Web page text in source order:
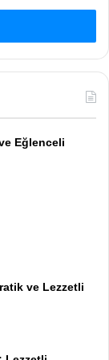
Eğlenceli
ve Lezzetli